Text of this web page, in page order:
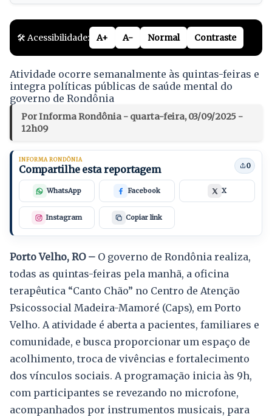
🛠️ Acessibilidade: A+ A- Normal Contraste
Atividade ocorre semanalmente às quintas-feiras e
integra políticas públicas de saúde mental do
governo de Rondônia
Por Informa Rondônia - quarta-feira, 03/09/2025 -
12h09
INFORMA RONDÔNIA
Compartilhe esta reportagem 0
WhatsApp Facebook X
Instagram Copiar link
Porto Velho, RO – O governo de Rondônia realiza,
todas as quintas-feiras pela manhã, a oficina
terapêutica “Canto Chão” no Centro de Atenção
Psicossocial Madeira-Mamoré (Caps), em Porto
Velho. A atividade é aberta a pacientes, familiares e
comunidade, e busca proporcionar um espaço de
acolhimento, troca de vivências e fortalecimento
dos vínculos sociais. A programação inicia às 9h,
com participantes se revezando no microfone,
acompanhados por instrumentos musicais, para